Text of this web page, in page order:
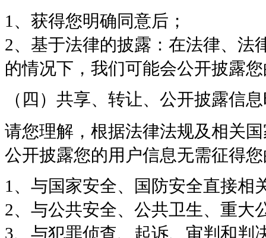
1、获得您明确同意后；
2、基于法律的披露：在法律、法
的情况下，我们可能会公开披露
（四）共享、转让、公开披露信
请您理解，根据法律法规及相关
公开披露您的用户信息无需征得
1、与国家安全、国防安全直接相
2、与公共安全、公共卫生、重大
3、与犯罪侦查、起诉、审判和判